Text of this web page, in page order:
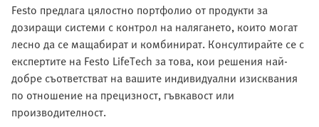
Festo предлага цялостно портфолио от продукти за
дозиращи системи с контрол на налягането, които могат
лесно да се мащабират и комбинират. Консултирайте се с
експертите на Festo LifeTech за това, кои решения най-
добре съответстват на вашите индивидуални изисквания
по отношение на прецизност, гъвкавост или
производителност.